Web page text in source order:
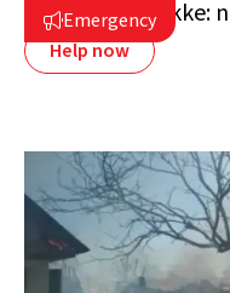
Emergency
We zijn ter
Help now